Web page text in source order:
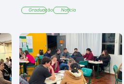
Graduação Notícia